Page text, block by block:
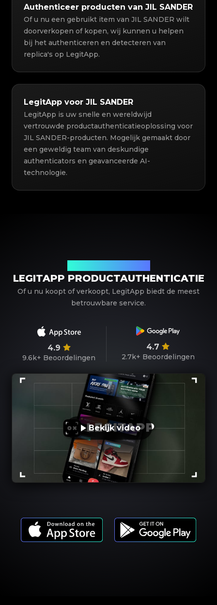
Authenticeer producten van JIL SANDER
Of u nu een gebruikt item van JIL SANDER wilt
doorverkopen of kopen, wij kunnen u helpen
bij het authenticeren en detecteren van
replica's op LegitApp.
LegitApp voor JIL SANDER
LegitApp is uw snelle en wereldwijd
vertrouwde productauthenticatieoplossing voor
JIL SANDER-producten. Mogelijk gemaakt door
een geweldig team van deskundige
authenticators en geavanceerde AI-
technologie.
LEGITAPP PRODUCTAUTHENTICATIE
Of u nu koopt of verkoopt, LegitApp biedt de meest
betrouwbare service.
4.9
9.6k+ Beoordelingen
4.7
2.7k+ Beoordelingen
Bekijk video